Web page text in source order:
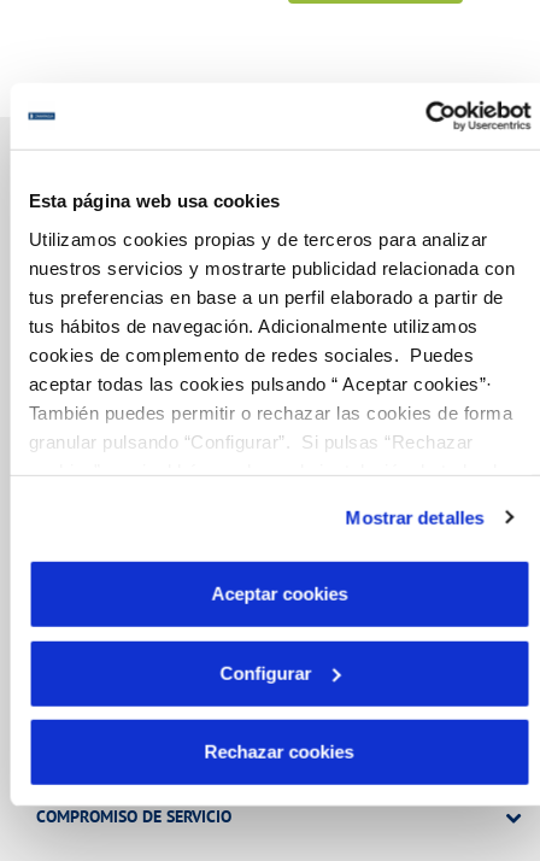
Esta página web usa cookies
Utilizamos cookies propias y de terceros para analizar
nuestros servicios y mostrarte publicidad relacionada con
tus preferencias en base a un perfil elaborado a partir de
tus hábitos de navegación. Adicionalmente utilizamos
cookies de complemento de redes sociales. Puedes
aceptar todas las cookies pulsando “ Aceptar cookies”·
También puedes permitir o rechazar las cookies de forma
granular pulsando “Configurar”. Si pulsas “Rechazar
que el sitio web funcione y que por tanto no se pueden
desactivar. Puedes consultar más información en
Política de Cookies
Mostrar detalles
Aceptar cookies
Configurar
Rechazar cookies
Gestiones Online
FACTURAS, PAGOS Y CONSUMOS
CONTRATOS
MODIFICACIÓN DE DATOS
INCIDENCIAS
Tu Servicio
COMPROMISO DE SERVICIO